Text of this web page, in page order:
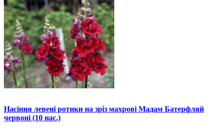
Насіння левені ротики на зріз махрові Мадам Батерфляй
червоні (10 нас.)